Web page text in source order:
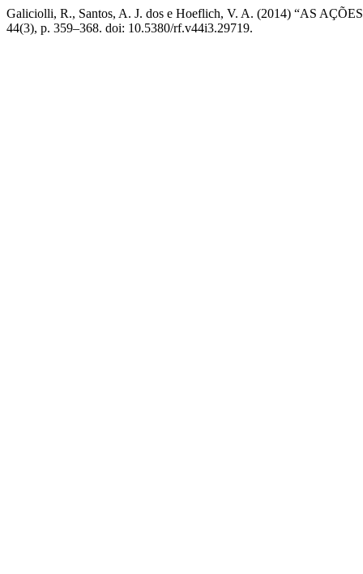
Galiciolli, R., Santos, A. J. dos e Hoeflich, V. A. (2014) “AS
44(3), p. 359–368. doi: 10.5380/rf.v44i3.29719.